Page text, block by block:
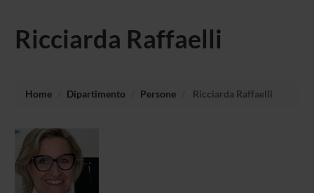
Ricciarda Raffaelli
Home Dipartimento Persone Ricciarda Raffaelli